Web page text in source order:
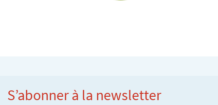
S’abonner à la newsletter